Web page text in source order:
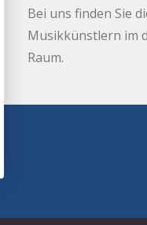
Bei uns finden Sie
Musikkünstlern im
Raum.